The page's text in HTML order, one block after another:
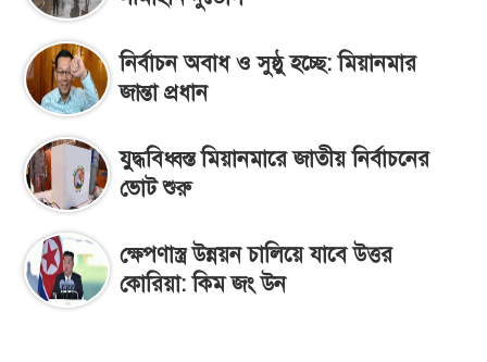
নির্বাচন অবাধ ও সুষ্ঠু হচ্ছে: মিয়ানমার
জান্তা প্রধান
যুদ্ধবিধ্বস্ত মিয়ানমারে জাতীয় নির্বাচনের
ভোট শুরু
ক্ষেপণাস্ত্র উন্নয়ন চালিয়ে যাবে উত্তর
কোরিয়া: কিম জং উন